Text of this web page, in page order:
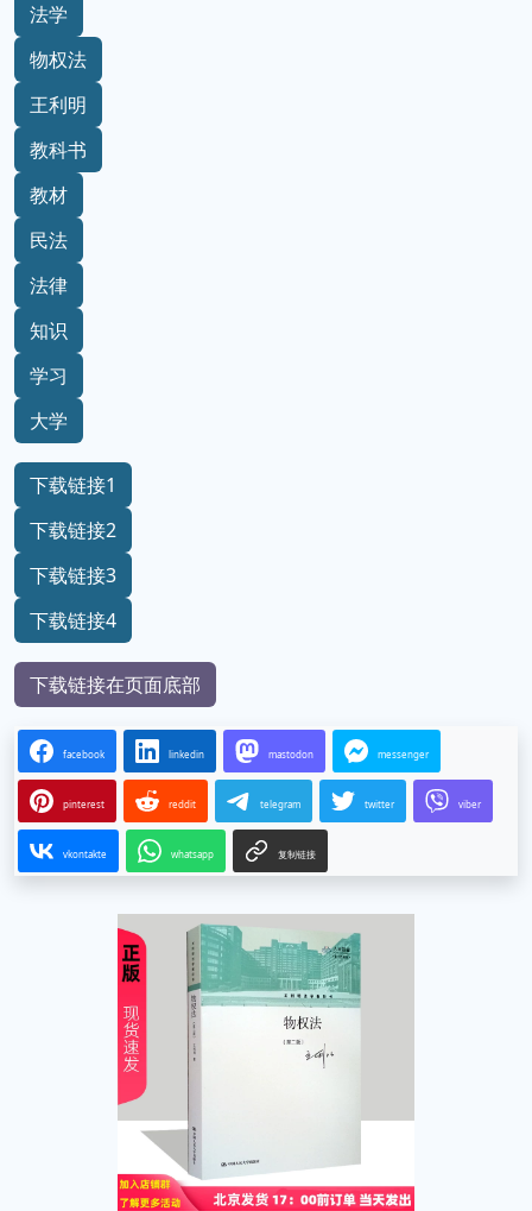
法学
物权法
王利明
教科书
教材
民法
法律
知识
学习
大学
下载链接1
下载链接2
下载链接3
下载链接4
下载链接在页面底部
facebook linkedin mastodon messenger
pinterest reddit telegram twitter viber
vkontakte whatsapp 复制链接